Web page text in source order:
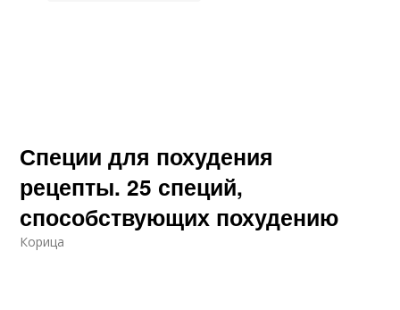
Специи для похудения
рецепты. 25 специй,
способствующих похудению
Корица